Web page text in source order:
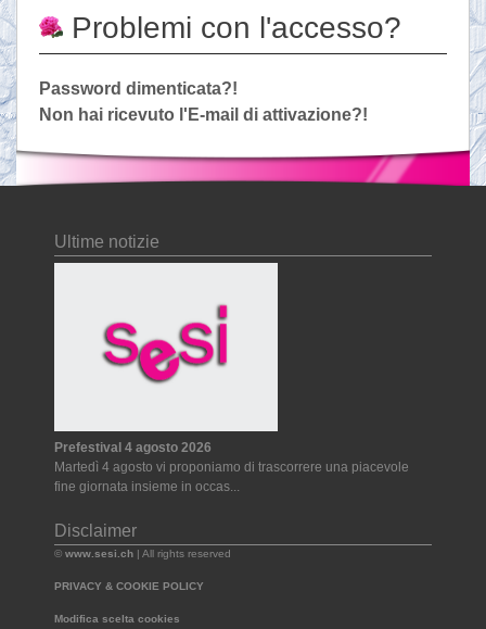
Problemi con l'accesso?
Password dimenticata?!
Non hai ricevuto l'E-mail di attivazione?!
Ultime notizie
Prefestival 4 agosto 2026
Martedì 4 agosto vi proponiamo di trascorrere una piacevole
fine giornata insieme in occas...
Disclaimer
© www.sesi.ch | All rights reserved
PRIVACY & COOKIE POLICY
Modifica scelta cookies